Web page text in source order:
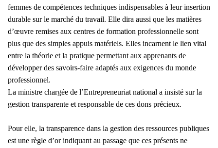
femmes de compétences techniques indispensables à leur insertion
durable sur le marché du travail. Elle dira aussi que les matières
d’œuvre remises aux centres de formation professionnelle sont
plus que des simples appuis matériels. Elles incarnent le lien vital
entre la théorie et la pratique permettant aux apprenants de
développer des savoirs-faire adaptés aux exigences du monde
professionnel.
La ministre chargée de l’Entrepreneuriat national a insisté sur la
gestion transparente et responsable de ces dons précieux.
Pour elle, la transparence dans la gestion des ressources publiques
est une règle d’or indiquant au passage que ces présents ne